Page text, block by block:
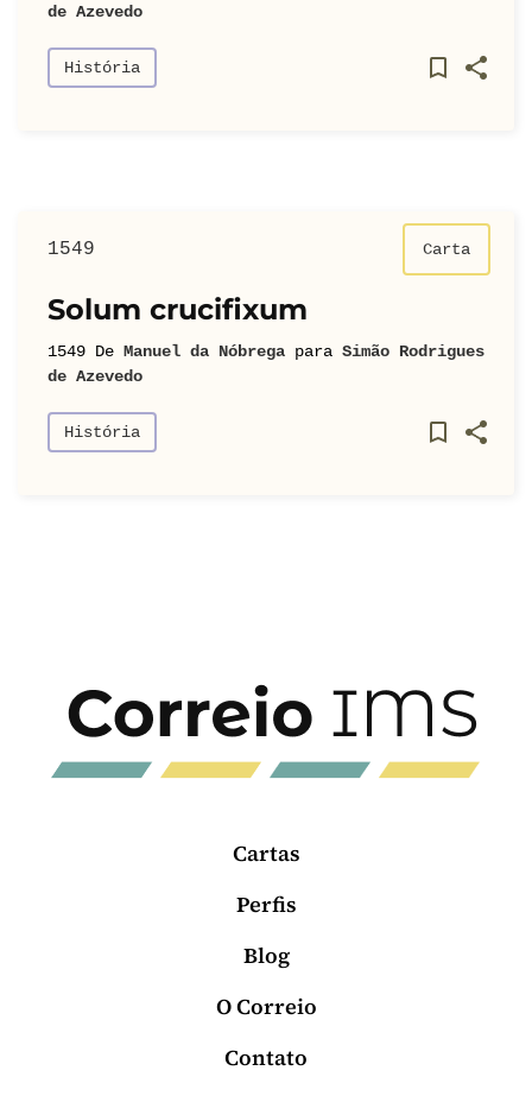
de Azevedo
História
1549 Carta
Solum crucifixum
1549 De Manuel da Nóbrega para Simão Rodrigues
de Azevedo
História
Cartas
Perfis
Blog
O Correio
Contato